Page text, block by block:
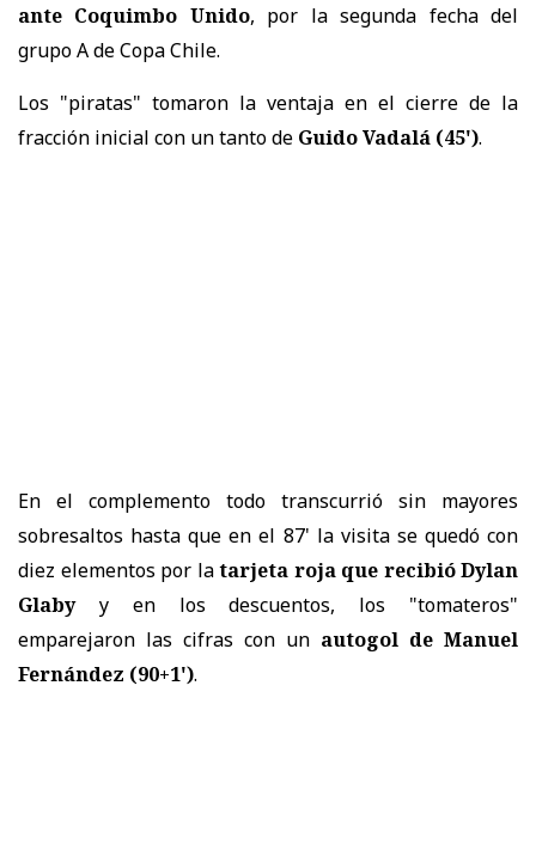
ante Coquimbo Unido, por la segunda fecha del
grupo A de Copa Chile.
Los "piratas" tomaron la ventaja en el cierre de la
fracción inicial con un tanto de Guido Vadalá (45').
En el complemento todo transcurrió sin mayores
sobresaltos hasta que en el 87' la visita se quedó con
diez elementos por latarjeta roja que recibió Dylan
Glabyy en los descuentos, los "tomateros"
emparejaron las cifras con un autogol de Manuel
Fernández (90+1').